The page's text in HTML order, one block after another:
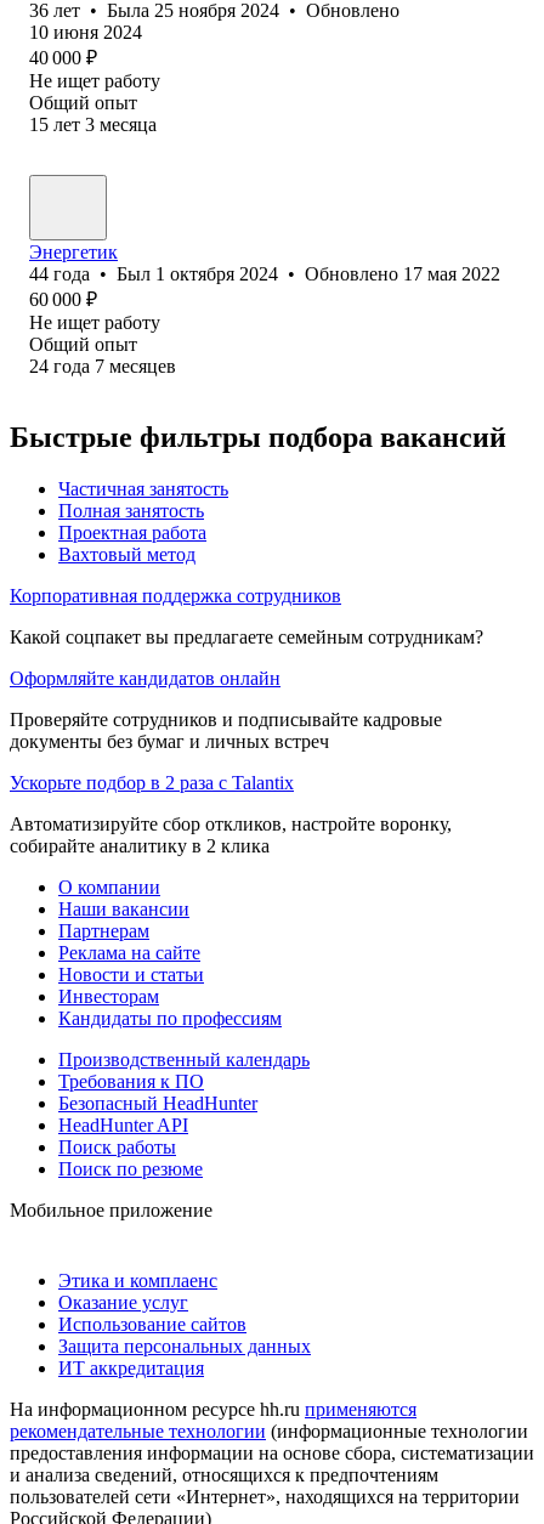
36 лет • Была 25 ноября 2024 • Обновлено
10 июня 2024
40 000 ₽
Не ищет работу
Общий опыт
15 лет 3 месяца
Энергетик
44 года • Был 1 октября 2024 • Обновлено 17 мая 2022
60 000 ₽
Не ищет работу
Общий опыт
24 года 7 месяцев
Быстрые фильтры подбора вакансий
Частичная занятость
Полная занятость
Проектная работа
Вахтовый метод
Корпоративная поддержка сотрудников
Какой соцпакет вы предлагаете семейным сотрудникам?
Оформляйте кандидатов онлайн
Проверяйте сотрудников и подписывайте кадровые
документы без бумаг и личных встреч
Ускорьте подбор в 2 раза с Talantix
Автоматизируйте сбор откликов, настройте воронку,
собирайте аналитику в 2 клика
О компании
Наши вакансии
Партнерам
Реклама на сайте
Новости и статьи
Инвесторам
Кандидаты по профессиям
Производственный календарь
Требования к ПО
Безопасный HeadHunter
HeadHunter API
Поиск работы
Поиск по резюме
Мобильное приложение
Этика и комплаенс
Оказание услуг
Использование сайтов
Защита персональных данных
ИТ аккредитация
На информационном ресурсе hh.ru применяются
рекомендательные технологии (информационные технологии
предоставления информации на основе сбора, систематизации
и анализа сведений, относящихся к предпочтениям
пользователей сети «Интернет», находящихся на территории
Российской Федерации)